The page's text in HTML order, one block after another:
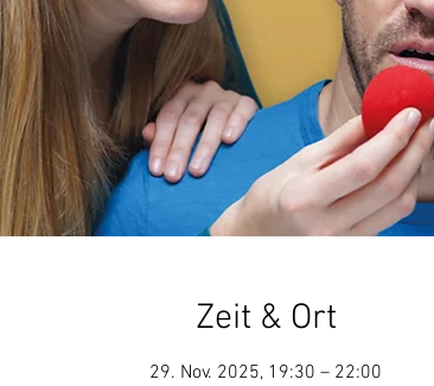
Zeit & Ort
29. Nov. 2025, 19:30 – 22:00